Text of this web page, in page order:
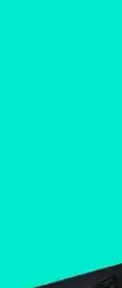
DPI,
Yazma
uyumu, dijital
Seçim